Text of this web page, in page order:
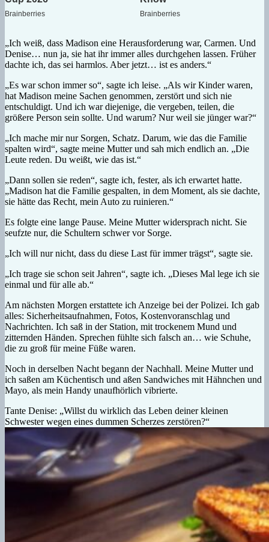
„Ich weiß, dass Madison eine Herausforderung war, Carmen. Und
Denise… nun ja, sie hat ihr immer alles durchgehen lassen. Früher
dachte ich, das sei harmlos. Aber jetzt… ist es anders.“
„Es war schon immer so“, sagte ich leise. „Als wir Kinder waren,
hat Madison meine Sachen genommen, zerstört und sich nie
entschuldigt. Und ich war diejenige, die vergeben, teilen, die
größere Person sein sollte. Und warum? Nur weil sie jünger war?“
„Ich mache mir nur Sorgen, Schatz. Darum, wie das die Familie
spalten wird“, sagte meine Mutter und sah mich endlich an. „Die
Leute reden. Du weißt, wie das ist.“
„Dann sollen sie reden“, sagte ich, fester, als ich erwartet hatte.
„Madison hat die Familie gespalten, in dem Moment, als sie dachte,
sie hätte das Recht, mein Auto zu ruinieren.“
Es folgte eine lange Pause. Meine Mutter widersprach nicht. Sie
seufzte nur, die Schultern schwer vor Sorge.
„Ich will nur nicht, dass du diese Last für immer trägst“, sagte sie.
„Ich trage sie schon seit Jahren“, sagte ich. „Dieses Mal lege ich sie
einmal und für alle ab.“
Am nächsten Morgen erstattete ich Anzeige bei der Polizei. Ich gab
alles: Sicherheitsaufnahmen, Fotos, Kostenvoranschlag und
Nachrichten. Ich saß in der Station, mit trockenem Mund und
zitternden Händen. Sprechen fühlte sich falsch an… wie Schuhe,
die zu groß für meine Füße waren.
Noch in derselben Nacht begann der Nachhall. Meine Mutter und
ich saßen am Küchentisch und aßen Sandwiches mit Hähnchen und
Mayo, als mein Handy unaufhörlich vibrierte.
Tante Denise: „Willst du wirklich das Leben deiner kleinen
Schwester wegen eines dummen Scherzes zerstören?“